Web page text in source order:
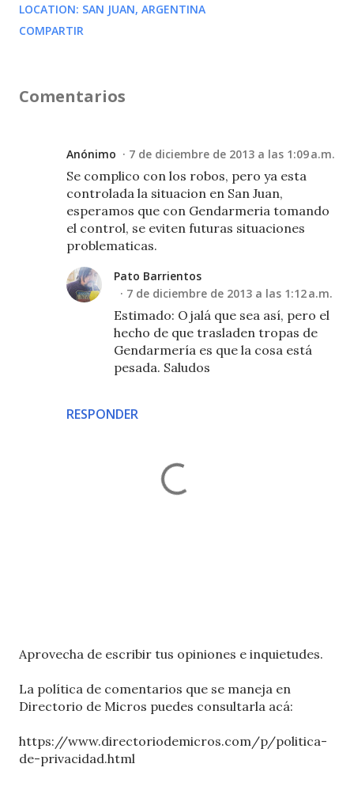
LOCATION: SAN JUAN, ARGENTINA
COMPARTIR
Comentarios
Anónimo 7 de diciembre de 2013 a las 1:09 a.m.
Se complico con los robos, pero ya esta
controlada la situacion en San Juan,
esperamos que con Gendarmeria tomando
el control, se eviten futuras situaciones
problematicas.
RESPONDER
Pato Barrientos
7 de diciembre de 2013 a las 1:12 a.m.
Estimado: Ojalá que sea así, pero el
hecho de que trasladen tropas de
Gendarmería es que la cosa está
pesada. Saludos
P
b
l
c
a
Aprovecha de escribir tus opiniones e inquietudes.
La política de comentarios que se maneja en
Directorio de Micros puedes consultarla acá:
https://www.directoriodemicros.com/p/politica-
de-privacidad.html